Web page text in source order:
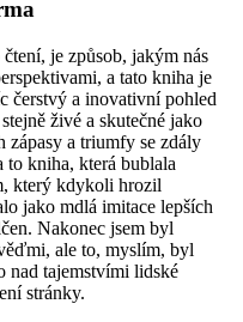
je způsob, jakým nás
a tato kniha je
čerstvý a inovativní pohled
živé a skutečné jako
zápasy a triumfy se zdály
to kniha, která bublala
který kdykoli hrozil
jako mdlá imitace lepších
Nakonec jsem byl
ale to, myslím, byl
nad tajemstvími lidské
stránky.